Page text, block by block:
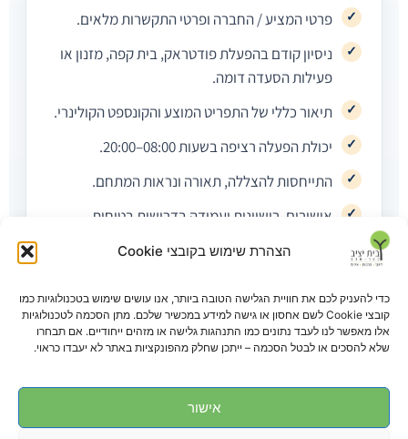
הצהרת שימוש בקובצי Cookie
כדי להעניק לכם את חוויית הגלישה הטובה ביותר, אנו עושים שימוש בטכנולוגיות כמו
קובצי Cookie לשם אחסון או גישה למידע במכשיר שלכם. מתן הסכמה לטכנולוגיות
אלו מאפשר לנו לעבד נתונים כמו התנהגות גלישה או מזהים ייחודיים. אם תבחרו
שלא להסכים או לבטל הסכמה – ייתכן שחלק מהפונקציות באתר לא יעבדו כראוי.
אישור
פרטי המציע / החברה ופרטי התקשרות מלאים.
ניסיון קודם בהפעלת פודטראק, בית קפה, מזנון או
פעילות הסעדה דומה.
תיאור כללי של התפריט המוצע והקונספט הקולינרי.
יכולת הפעלה רציפה בשעות 08:00–20:00.
התייחסות להצללה, תאורה ונראות המתחם.
אישורים, רישיונות ועמידה בדרישות בטיחות,
עלינו ברשת